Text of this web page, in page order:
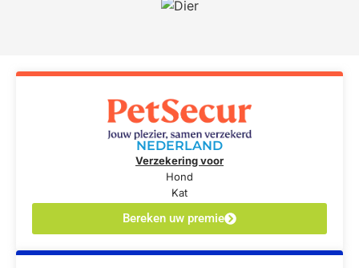
NEDERLAND
Verzekering voor
Hond
Kat
Bereken uw premie